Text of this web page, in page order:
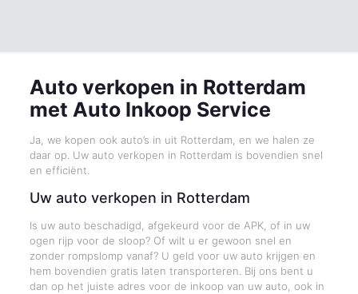
Auto verkopen in Rotterdam
met Auto Inkoop Service
Ja, we kopen ook auto’s in uit Rotterdam, en we halen ze
daar op. Uw auto verkopen in Rotterdam is bovendien snel
en efficiënt.
Uw auto verkopen in Rotterdam
Is uw auto beschadigd, afgekeurd voor de APK, of in uw
ogen rijp voor de sloop? Of wilt u er gewoon snel en
zonder rompslomp vanaf? U geld voor uw auto krijgen en
hem bovendien gratis laten transporteren. Bij ons bent u
dan op het juiste adres voor de inkoop van uw auto, ook in